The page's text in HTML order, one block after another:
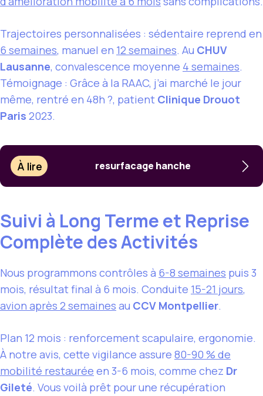
Trajectoires personnalisées : sédentaire reprend en
6 semaines, manuel en 12 semaines. Au CHUV
Lausanne, convalescence moyenne 4 semaines.
Témoignage : Grâce à la RAAC, j’ai marché le jour
même, rentré en 48h ?, patient Clinique Drouot
Paris 2023.
À lire resurfacage hanche
Suivi à Long Terme et Reprise
Complète des Activités
Nous programmons contrôles à 6-8 semaines puis 3
mois, résultat final à 6 mois. Conduite 15-21 jours,
avion après 2 semaines au CCV Montpellier.
Plan 12 mois : renforcement scapulaire, ergonomie.
À notre avis, cette vigilance assure 80-90 % de
mobilité restaurée en 3-6 mois, comme chez Dr
Gileté. Vous voilà prêt pour une récupération